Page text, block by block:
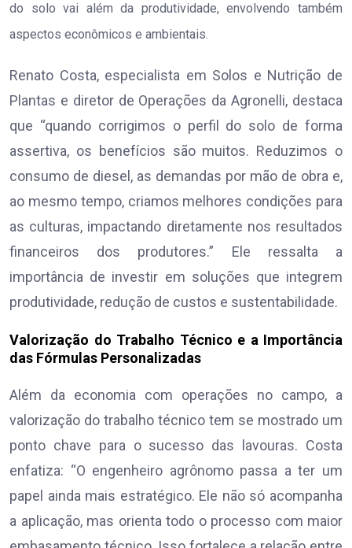
do solo vai além da produtividade, envolvendo também
aspectos econômicos e ambientais.
Renato Costa, especialista em Solos e Nutrição de
Plantas e diretor de Operações da Agronelli, destaca
que “quando corrigimos o perfil do solo de forma
assertiva, os benefícios são muitos. Reduzimos o
consumo de diesel, as demandas por mão de obra e,
ao mesmo tempo, criamos melhores condições para
as culturas, impactando diretamente nos resultados
financeiros dos produtores.” Ele ressalta a
importância de investir em soluções que integrem
produtividade, redução de custos e sustentabilidade.
Valorização do Trabalho Técnico e a Importância
das Fórmulas Personalizadas
Além da economia com operações no campo, a
valorização do trabalho técnico tem se mostrado um
ponto chave para o sucesso das lavouras. Costa
enfatiza: “O engenheiro agrônomo passa a ter um
papel ainda mais estratégico. Ele não só acompanha
a aplicação, mas orienta todo o processo com maior